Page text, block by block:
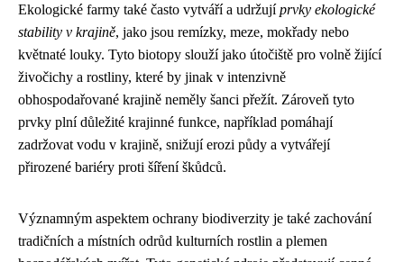
Ekologické farmy také často vytváří a udržujíprvky ekologické
stability v krajině, jako jsou remízky, meze, mokřady nebo
květnaté louky. Tyto biotopy slouží jako útočiště pro volně žijící
živočichy a rostliny, které by jinak v intenzivně
obhospodařované krajině neměly šanci přežít. Zároveň tyto
prvky plní důležité krajinné funkce, například pomáhají
zadržovat vodu v krajině, snižují erozi půdy a vytvářejí
přirozené bariéry proti šíření škůdců.
Významným aspektem ochrany biodiverzity je také zachování
tradičních a místních odrůd kulturních rostlin a plemen